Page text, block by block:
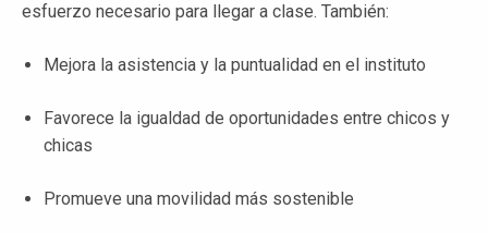
esfuerzo necesario para llegar a clase. También:
Mejora la asistencia y la puntualidad en el instituto
Favorece la igualdad de oportunidades entre chicos y
chicas
Promueve una movilidad más sostenible